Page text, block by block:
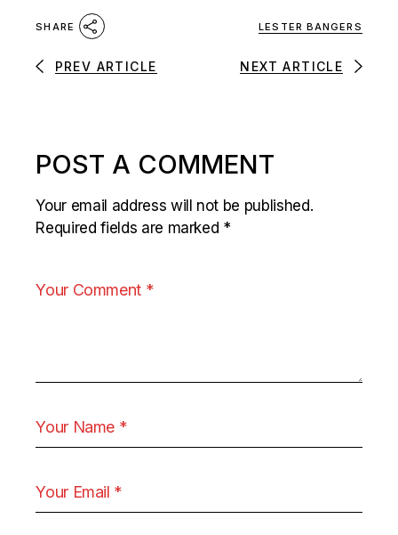
SHARE LESTER BANGERS
PREV ARTICLE NEXT ARTICLE
POST A COMMENT
Your email address will not be published.
Required fields are marked *